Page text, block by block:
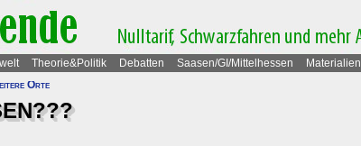
Theorie&Politik Debatten Saasen/GI/Mittelhessen Materialien
Orte